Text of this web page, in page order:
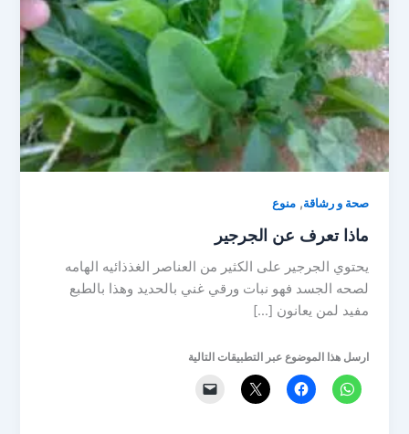
صحة و رشاقة,منوع
ماذا تعرف عن الجرجير
يحتوي الجرجير على الكثير من العناصر الغذذائيه الهامه
لصحه الجسد فهو نبات ورقي غني بالحديد وهذا بالطبع
مفيد لمن يعانون […]
ارسل هذا الموضوع عبر التطبيقات التالية